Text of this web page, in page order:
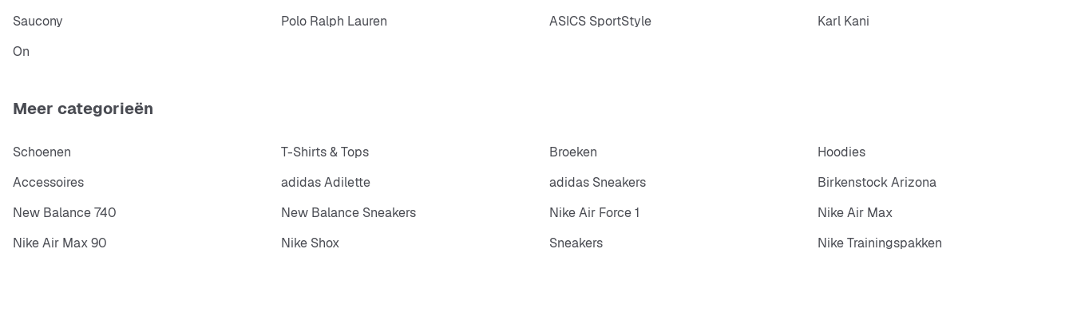
Saucony
Polo Ralph Lauren ASICS SportStyle
Karl Kani
On
Meer categorieën
Schoenen T-Shirts & Tops Broeken
Hoodies
Accessoires
adidas Adilette adidas Sneakers
Birkenstock Arizona
New Balance 740
New Balance Sneakers Nike Air Force 1
Nike Air Max
Nike Air Max 90
Nike Shox Sneakers Nike Trainingspakken